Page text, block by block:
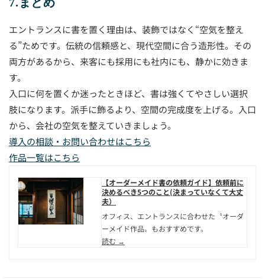
エントランスに書を置く理由は、装飾ではなく“空気を整え
る”ためです。伝統の信頼感と、現代空間に合う造形性。その
両方があるから、来客にも採用にも社内にも、静かに効きま
す。
入口に何を置くか迷ったときほど、書は強くてやさしい選択
肢になります。派手に飾るより、空間の完成度を上げる。入口
から、会社の空気を整えていきましょう。
導入の相談・お問い合わせはこちら
作品一覧はこちら
【オーダーメイド書の依頼ガイド】依頼前に
決めるべき5つのこと(決まっていなくて大丈
夫）
オフィス、エントランスに合わせた〝オーダ
ーメイド作品〟もおすすめです。
読む →